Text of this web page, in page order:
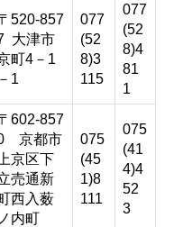
520-857
大津市
町4－1
－1
077
(52
8)3
115
077
(52
8)4
81
1
602-857
京都市
上京区下
売通新
西入薮
ノ内町
075
(45
1)8
111
075
(41
4)4
52
3